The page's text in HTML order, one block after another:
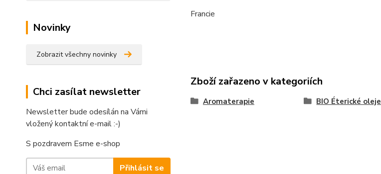
Novinky
Zobrazit všechny novinky
Chci zasílat newsletter
Newsletter bude odesílán na Vámi
vložený kontaktní e-mail :-)
S pozdravem Esme e-shop
Přihlásit se
Francie
Zboží zařazeno v kategoriích
Aromaterapie BIO Éterické oleje